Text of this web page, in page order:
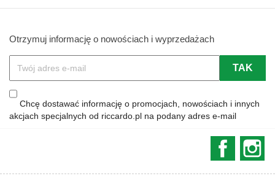
Otrzymuj informację o nowościach i wyprzedażach
Chcę dostawać informację o promocjach, nowościach i innych
akcjach specjalnych od riccardo.pl na podany adres e-mail